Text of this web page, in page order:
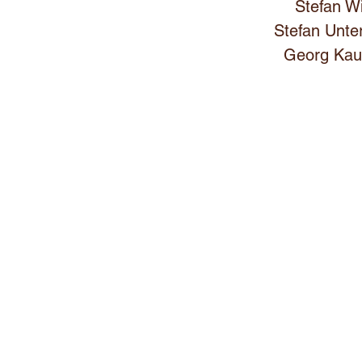
Stefan
Stefan
Georg